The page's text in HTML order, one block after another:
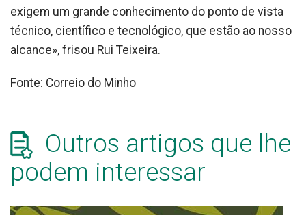
exigem um grande conhecimento do ponto de vista
técnico, científico e tecnológico, que estão ao nosso
alcance», frisou Rui Teixeira.
Fonte: Correio do Minho
Outros artigos que lhe
podem interessar